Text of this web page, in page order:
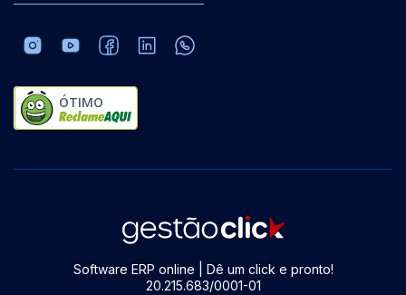
ÓTIMO
Software ERP online | Dê um click e pronto!
20.215.683/0001-01